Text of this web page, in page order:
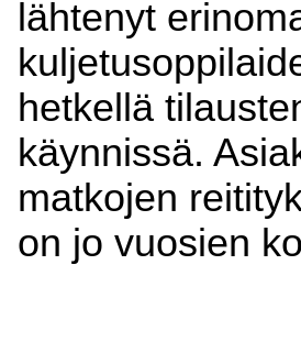
lähtenyt
hetkellä
käynnissä.
matkojen
on jo vuosien